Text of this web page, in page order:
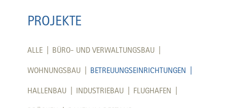
PROJEKTE
ALLE | BÜRO- UND VERWALTUNGSBAU |
WOHNUNGSBAU | BETREUUNGSEINRICHTUNGEN |
HALLENBAU | INDUSTRIEBAU | FLUGHAFEN |